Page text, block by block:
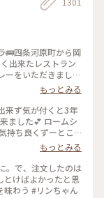
🚌四条河原町から岡
出来たレストラン
をいただきました
もっとみる
来ず気が付くと3年
ました💕 ロームシ
持ち良くずーとこ
ズメが残したケー
てました😆 #Myこ
もっとみる
。で、注文したのは
けばよかったと思
ったのも同じ…学習してません🐵💔 #冬を味わう #リンちゃん